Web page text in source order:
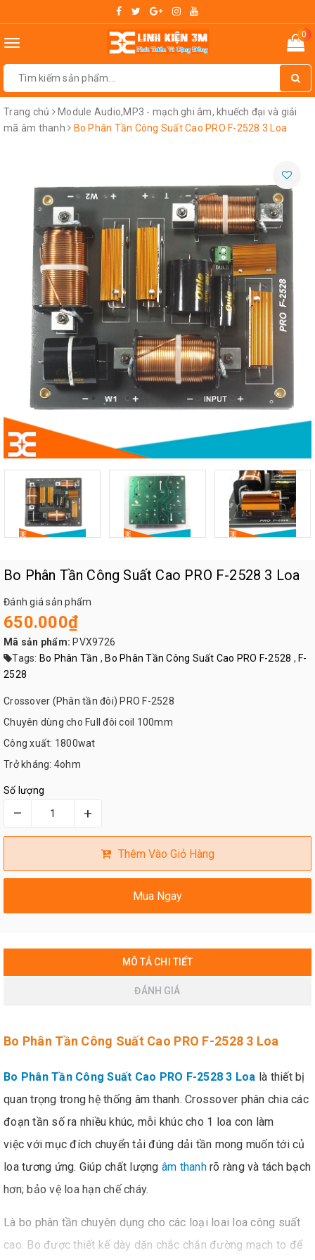
Toggle
0
Trang chủ
Module Audio,MP3 - mạch ghi âm, khuếch đại và giải
mã âm thanh
Bo Phân Tần Công Suất Cao PRO F-2528 3 Loa
Bo Phân Tần Công Suất Cao PRO F-2528 3 Loa
Đánh giá sản phẩm
650.000₫
Mã sản phẩm: PVX9726
Tags: Bo Phân Tần , Bo Phân Tần Công Suất Cao PRO F-2528 , F-
2528
Crossover (Phân tần đôi) PRO F-2528
Chuyên dùng cho Full đôi coil 100mm
Công xuất: 1800wat
Trở kháng: 4ohm
Số lượng
– +
Thêm Vào Giỏ Hàng
Mua Ngay
MÔ TẢ CHI TIẾT
ĐÁNH GIÁ
Bo Phân Tần Công Suất Cao PRO F-2528 3 Loa
Bo Phân Tần Công Suất Cao PRO F-2528 3 Loa là thiết bị
quan trọng trong hệ thống âm thanh. Crossover phân chia các
đoạn tần số ra nhiều khúc, mỗi khúc cho 1 loa con làm
việc với mục đích chuyển tải đúng dải tần mong muốn tới củ
loa tương ứng. Giúp chất lượng âm thanh rõ ràng và tách bạch
hơn; bảo vệ loa hạn chế cháy.
Là bo phân tần chuyên dụng cho các loại loai loa công suất
cao. Bo được thiết kế dày dặn chắc chắn đường mạch to để